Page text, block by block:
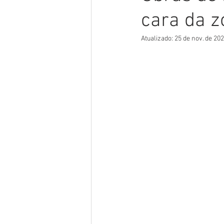
Meio Ambiente Concursos
cara da
Atualizado: 25 de nov. de